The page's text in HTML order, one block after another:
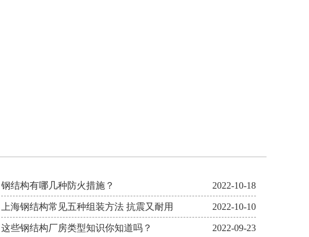
2022-10-18
钢结构有哪几种防火措施？
2022-10-10
上海钢结构常见五种组装方法 抗震又耐用
2022-09-23
这些钢结构厂房类型知识你知道吗？